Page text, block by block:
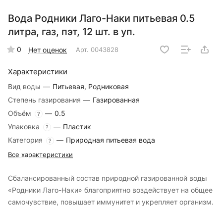
Вода Родники Лаго-Наки питьевая 0.5
литра, газ, пэт, 12 шт. в уп.
0 Нет оценок Арт. 0043828
Характеристики
Вид воды — Питьевая, Родниковая
Степень газирования — Газированная
Объём
? — 0.5
Упаковка
? — Пластик
Категория
? — Природная питьевая вода
Все характеристики
Cбалансированный состав природной газированной воды
«Родники Лаго-Наки» благоприятно воздействует на общее
самочувствие, повышает иммунитет и укрепляет организм.